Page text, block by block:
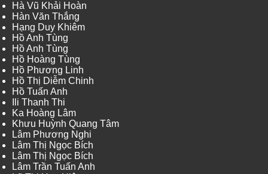
Hà Vũ Khải Hoàn
Hàn Văn Thắng
Hạng Duy Khiêm
Hồ Anh Tùng
Hồ Anh Tùng
Hồ Hoàng Tùng
Hồ Phương Linh
Hồ Thị Diễm Chinh
Hồ Tuấn Anh
Ili Thanh Thi
Ka Hoàng Lâm
Khưu Huỳnh Quang Tâm
Lâm Phương Nghi
Lâm Thị Ngọc Bích
Lâm Thị Ngọc Bích
Lâm Trần Tuấn Anh